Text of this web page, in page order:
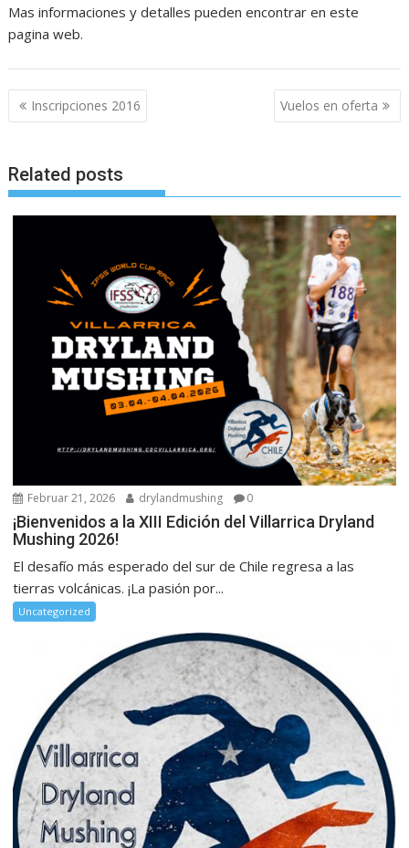
Mas informaciones y detalles pueden encontrar en este
pagina web.
Beitragsnavigation
Inscripciones 2016 Vuelos en oferta
Related posts
Februar 21, 2026 drylandmushing 0
¡Bienvenidos a la XIII Edición del Villarrica Dryland
Mushing 2026!
El desafío más esperado del sur de Chile regresa a las
tierras volcánicas. ¡La pasión por...
Uncategorized